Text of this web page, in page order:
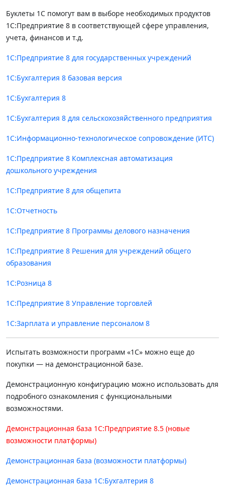
Буклеты 1С помогут вам в выборе необходимых продуктов
1С:Предприятие 8 в соответствующей сфере управления,
учета, финансов и т.д.
1С:Предприятие 8 для государственных учреждений
1С:Бухгалтерия 8 базовая версия
1С:Бухгалтерия 8
1С:Бухгалтерия 8 для сельскохозяйственного предприятия
1С:Информационно-технологическое сопровождение (ИТС)
1С:Предприятие 8 Комплексная автоматизация
дошкольного учреждения
1С:Предприятие 8 для общепита
1С:Отчетность
1С:Предприятие 8 Программы делового назначения
1С:Предприятие 8 Решения для учреждений общего
образования
1С:Розница 8
1С:Предприятие 8 Управление торговлей
1С:Зарплата и управление персоналом 8
Испытать возможности программ «1С» можно еще до
покупки — на демонстрационной базе.
Демонстрационную конфигурацию можно использовать для
подробного ознакомления с функциональными
возможностями.
Демонстрационная база 1С:Предприятие 8.5 (новые
возможности платформы)
Демонстрационная база (возможности платформы)
Демонстрационная база 1С:Бухгалтерия 8